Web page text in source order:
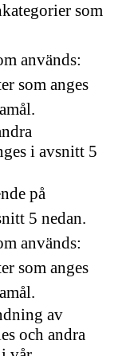
som
används:
som anges
i avsnitt 5
på
5 nedan.
används:
som anges
av
och andra